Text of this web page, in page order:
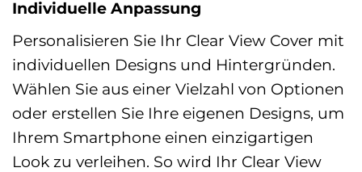
Individuelle Anpassung
Personalisieren Sie Ihr Clear View Cover mit
individuellen Designs und Hintergründen.
Wählen Sie aus einer Vielzahl von Optionen
oder erstellen Sie Ihre eigenen Designs, um
Ihrem Smartphone einen einzigartigen
Look zu verleihen. So wird Ihr Clear View